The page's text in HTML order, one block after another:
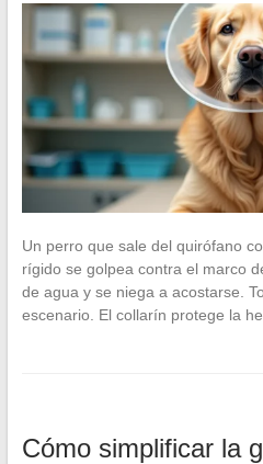
Un perro que sale del quirófano
rígido se golpea contra el marco
de agua y se niega a acostarse.
escenario. El collarín protege la
Cómo simplificar la